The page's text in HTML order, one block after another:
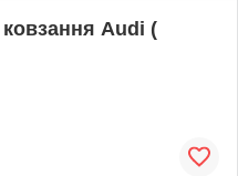
Audi (